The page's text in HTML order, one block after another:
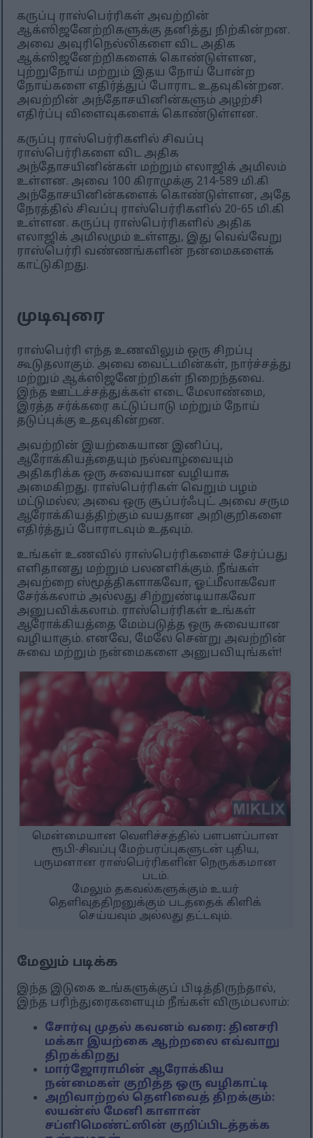
கருப்பு ராஸ்பெர்ரிகள் அவற்றின்
ஆக்ஸிஜனேற்றிகளுக்கு தனித்து நிற்கின்றன.
அவை அவுரிநெல்லிகளை விட அதிக
ஆக்ஸிஜனேற்றிகளைக் கொண்டுள்ளன,
புற்றுநோய் மற்றும் இதய நோய் போன்ற
நோய்களை எதிர்த்துப் போராட உதவுகின்றன.
அவற்றின் அந்தோசயினின்களும் அழற்சி
எதிர்ப்பு விளைவுகளைக் கொண்டுள்ளன.
கருப்பு ராஸ்பெர்ரிகளில் சிவப்பு
ராஸ்பெர்ரிகளை விட அதிக
அந்தோசயினின்கள் மற்றும் எலாஜிக் அமிலம்
உள்ளன. அவை 100 கிராமுக்கு 214-589 மி.கி
அந்தோசயினின்களைக் கொண்டுள்ளன, அதே
நேரத்தில் சிவப்பு ராஸ்பெர்ரிகளில் 20-65 மி.கி
உள்ளன. கருப்பு ராஸ்பெர்ரிகளில் அதிக
எலாஜிக் அமிலமும் உள்ளது, இது வெவ்வேறு
ராஸ்பெர்ரி வண்ணங்களின் நன்மைகளைக்
காட்டுகிறது.
முடிவுரை
ராஸ்பெர்ரி எந்த உணவிலும் ஒரு சிறப்பு
கூடுதலாகும். அவை வைட்டமின்கள், நார்ச்சத்து
மற்றும் ஆக்ஸிஜனேற்றிகள் நிறைந்தவை.
இந்த ஊட்டச்சத்துக்கள் எடை மேலாண்மை,
இரத்த சர்க்கரை கட்டுப்பாடு மற்றும் நோய்
தடுப்புக்கு உதவுகின்றன.
அவற்றின் இயற்கையான இனிப்பு,
ஆரோக்கியத்தையும் நல்வாழ்வையும்
அதிகரிக்க ஒரு சுவையான வழியாக
அமைகிறது. ராஸ்பெர்ரிகள் வெறும் பழம்
மட்டுமல்ல; அவை ஒரு சூப்பர்ஃபுட். அவை சரும
ஆரோக்கியத்திற்கும் வயதான அறிகுறிகளை
எதிர்த்துப் போராடவும் உதவும்.
உங்கள் உணவில் ராஸ்பெர்ரிகளைச் சேர்ப்பது
எளிதானது மற்றும் பலனளிக்கும். நீங்கள்
அவற்றை ஸ்மூத்திகளாகவோ, ஓட்மீலாகவோ
சேர்க்கலாம் அல்லது சிற்றுண்டியாகவோ
அனுபவிக்கலாம். ராஸ்பெர்ரிகள் உங்கள்
ஆரோக்கியத்தை மேம்படுத்த ஒரு சுவையான
வழியாகும். எனவே, மேலே சென்று அவற்றின்
சுவை மற்றும் நன்மைகளை அனுபவியுங்கள்!
மென்மையான வெளிச்சத்தில் பளபளப்பான
ரூபி-சிவப்பு மேற்பரப்புகளுடன் புதிய,
பருமனான ராஸ்பெர்ரிகளின் நெருக்கமான
படம்.
மேலும் தகவல்களுக்கும் உயர்
தெளிவுத்திறனுக்கும் படத்தைக் கிளிக்
செய்யவும் அல்லது தட்டவும்.
மேலும் படிக்க
இந்த இடுகை உங்களுக்குப் பிடித்திருந்தால்,
இந்த பரிந்துரைகளையும் நீங்கள் விரும்பலாம்:
சோர்வு முதல் கவனம் வரை: தினசரி
மக்கா இயற்கை ஆற்றலை எவ்வாறு
திறக்கிறது
மார்ஜோராமின் ஆரோக்கிய
நன்மைகள் குறித்த ஒரு வழிகாட்டி
அறிவாற்றல் தெளிவைத் திறக்கும்:
லயன்ஸ் மேனி காளான்
சப்ளிமெண்ட்ஸின் குறிப்பிடத்தக்க